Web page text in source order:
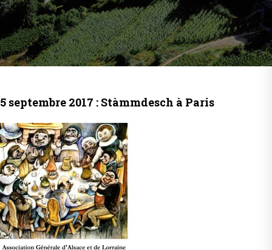
5 septembre 2017 : Stàmmdesch à Paris